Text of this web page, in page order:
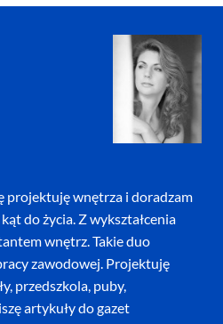
projektuję wnętrza i doradzam
do życia. Z wykształcenia
wnętrz. Takie duo
zawodowej. Projektuję
przedszkola, puby,
artykuły do gazet